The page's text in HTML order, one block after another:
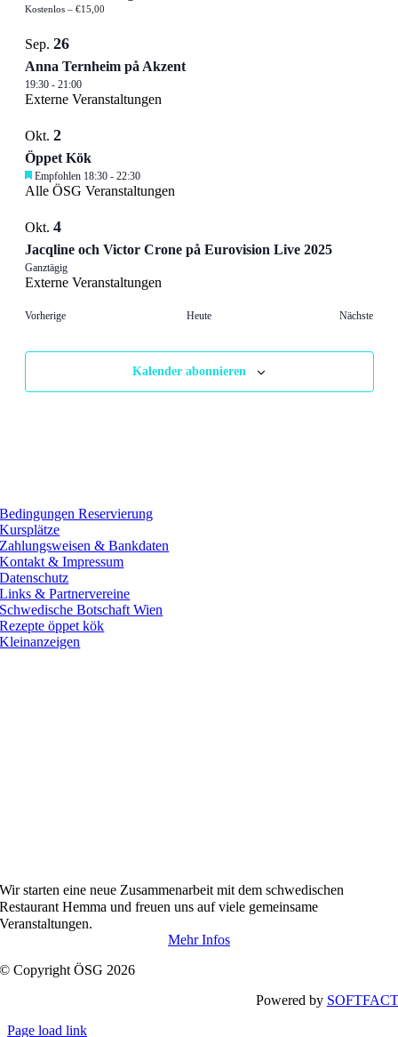
Kostenlos – €15,00
Sep. 26
Anna Ternheim på Akzent
19:30 - 21:00
Externe Veranstaltungen
Okt. 2
Öppet Kök
Empfohlen 18:30 - 22:30
Alle ÖSG Veranstaltungen
Okt. 4
Jacqline och Victor Crone på Eurovision Live 2025
Ganztägig
Externe Veranstaltungen
VorherigeVeranstaltungen Heute Nächste
Kalender abonnieren
Bedingungen Reservierung
Kursplätze
Zahlungsweisen & Bankdaten
Kontakt & Impressum
Datenschutz
Links & Partnervereine
Schwedische Botschaft Wien
Rezepte öppet kök
Kleinanzeigen
Wir starteneine neue Zusammenarbeit mit dem schwedischen
Restaurant Hemma und freuen uns auf viele gemeinsame
Veranstaltungen.
Mehr Infos
© Copyright ÖSG 2026
Powered by SOFTFACT
Page load link